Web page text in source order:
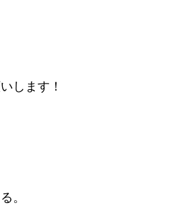
します！
。